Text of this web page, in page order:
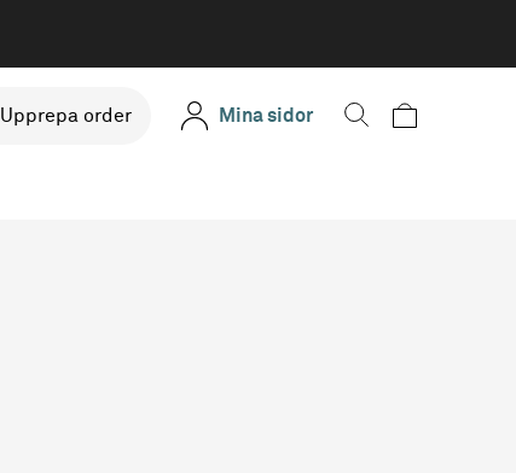
Upprepa order Mina sidor